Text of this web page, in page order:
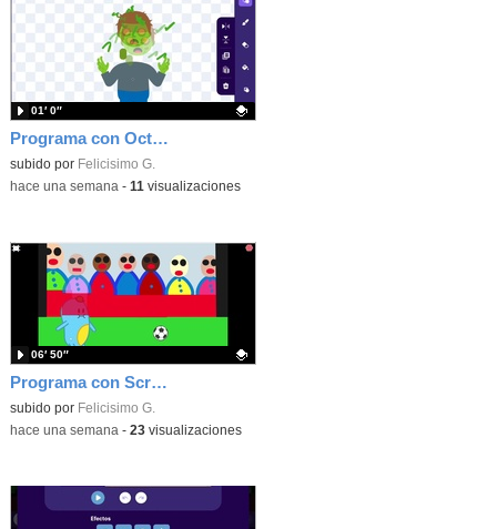
Programa con OctoStudio, un juego homenajeando al House of the dead con Zombies
Contenido educativo.
subido por Felicisimo G.
01′ 0″
-hace una semana - 11 visualizaciones
Programa con Scratch Jr una barrera que se desplaza para dar sensación de movimiento
Contenido educativo.
subido por Felicisimo G.
06′ 50″
-hace una semana - 23visualizaciones